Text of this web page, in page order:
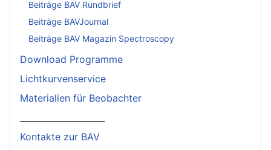
Beiträge BAV Rundbrief
Beiträge BAVJournal
Beiträge BAV Magazin Spectroscopy
Download Programme
Lichtkurvenservice
Materialien für Beobachter
Kontakte zur BAV